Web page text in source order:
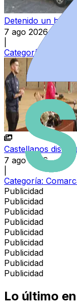
Detenido un
7 ago 2026
Categoría:
Castellanos
7 ago 2026
Categoría:
Publicidad
Publicidad
Publicidad
Publicidad
Publicidad
Publicidad
Publicidad
Publicidad
Publicidad
Lo último en